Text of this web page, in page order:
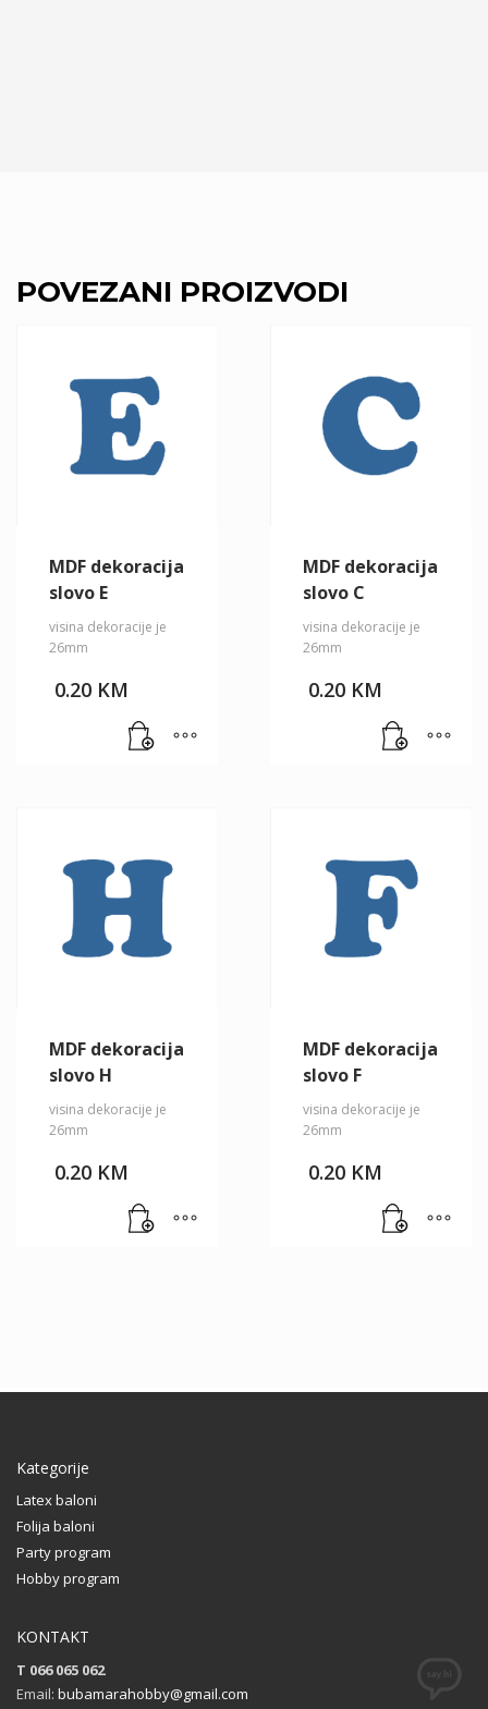
POVEZANI PROIZVODI
MDF dekoracija
slovo E
visina dekoracije je
26mm
0.20 KM
MDF dekoracija
slovo C
visina dekoracije je
26mm
0.20 KM
MDF dekoracija
slovo H
visina dekoracije je
26mm
0.20 KM
MDF dekoracija
slovo F
visina dekoracije je
26mm
0.20 KM
Kategorije
Latex baloni
Folija baloni
Party program
Hobby program
KONTAKT
T 066 065 062
Email: bubamarahobby@gmail.com